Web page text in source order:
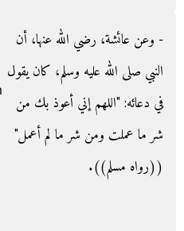
- وعن عائشة، رضي الله عنها، أن
النبي صلى الله عليه وسلم، كان يقول
في دعائه‏:‏ ‏"‏اللهم إني أعوذ بك من
شر ما عملت ومن شر ما لم أعمل‏"‏
‏(‏‏(‏رواه مسلم‏)‏‏)‏‏.‏